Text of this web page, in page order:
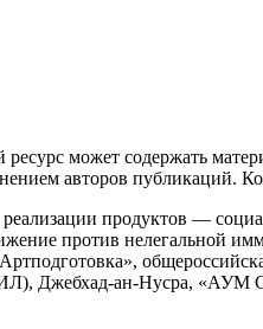
может содержать
авторов публикаций.
продуктов —
против
Джебхад-ан-Нусра, «АУМ